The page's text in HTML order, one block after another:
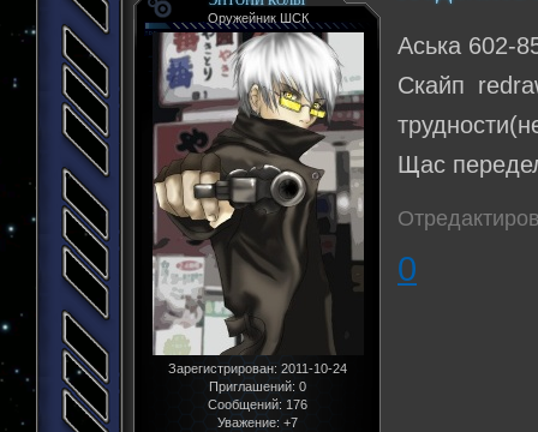
Оружейник ШСК
Зарегистрирован: 2011-10-24
Приглашений: 0
Сообщений: 176
Уважение: +7
Аська 602-
Скайп
Щас
0